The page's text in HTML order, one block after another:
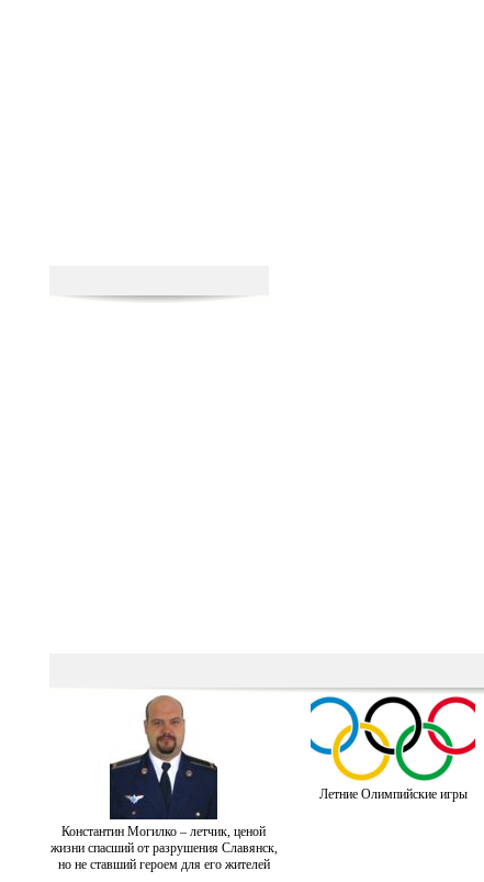
Константин Могилко – летчик, ценой
жизни спасший от разрушения Славянск,
но не ставший героем для его жителей
Летние Олимпийские игры